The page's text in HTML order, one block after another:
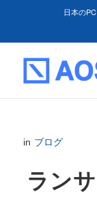
日本の
in ブログ
ラン